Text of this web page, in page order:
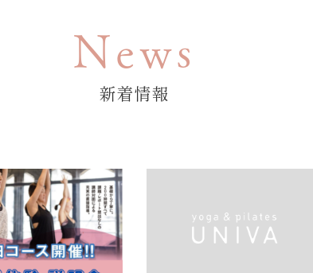
News
新着情報